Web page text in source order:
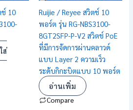
ช์ 10
ส่
Ruijie / Reyee สวิตช์ 10
พอร์ต รุ่น RG-NBS3100-
8GT2SFP-P-V2 สวิตช์ PoE
ที่มีการจัดการผ่านคลาวด์
แบบ Layer 2 ความเร็ว
ระดับกิกะบิตแบบ 10 พอร์ต
อ่านเพิ่ม
Compare